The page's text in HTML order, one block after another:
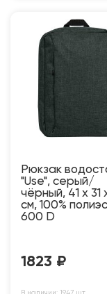
Рюкзак
"Use", серый/
чёрный, 41 х 31
см, 100%
600 D
1823 ₽